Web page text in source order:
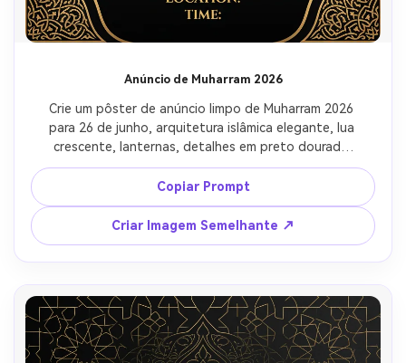
Anúncio de Muharram 2026
Crie um pôster de anúncio limpo de Muharram 2026
para 26 de junho, arquitetura islâmica elegante, lua
crescente, lanternas, detalhes em preto dourado
creme, layout respeitoso de aviso comunitário, área
de tipografia minimalista, composição de pôster de
alto detalhe.
Copiar Prompt
Criar Imagem Semelhante ↗